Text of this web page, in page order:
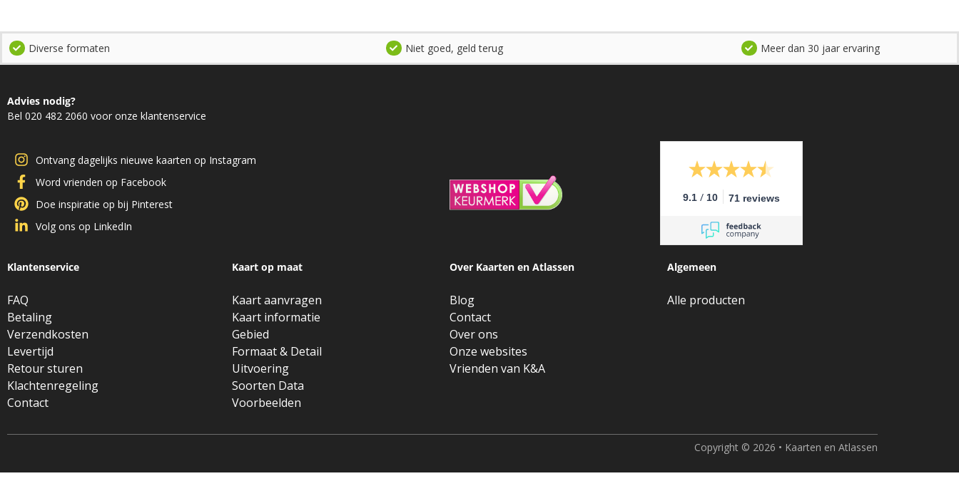
Diverse formaten Niet goed, geld terug Meer dan 30 jaar ervaring
Advies nodig?
Bel 020 482 2060 voor onze klantenservice
Ontvang dagelijks nieuwe kaarten op Instagram
Word vrienden op Facebook
Doe inspiratie op bij Pinterest
Volg ons op LinkedIn
9.1 / 10 71 reviews
Klantenservice
FAQ
Betaling
Verzendkosten
Levertijd
Retour sturen
Klachtenregeling
Contact
Kaart op maat
Kaart aanvragen
Kaart informatie
Gebied
Formaat & Detail
Uitvoering
Soorten Data
Voorbeelden
Over Kaarten en Atlassen
Blog
Contact
Over ons
Onze websites
Vrienden van K&A
Algemeen
Alle producten
Copyright © 2026 • Kaarten en Atlassen